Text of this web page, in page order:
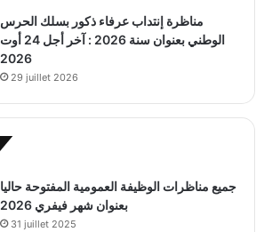
مناظرة إنتداب عرفاء ذكور بسلك الحرس
الوطني بعنوان سنة 2026 : آخر أجل 24 أوت
2026
29 juillet 2026
جميع مناظرات الوظيفة العمومية المفتوحة حاليا
بعنوان شهر فيفري 2026
31 juillet 2025